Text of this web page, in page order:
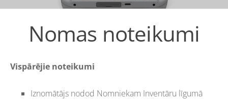
Nomas noteikumi
Vispārējie noteikumi
Iznomātājs nodod Nomniekam Inventāru līgumā